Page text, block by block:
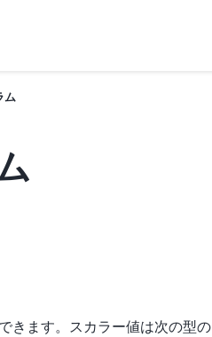
ム
きます。スカラー値は次の型の